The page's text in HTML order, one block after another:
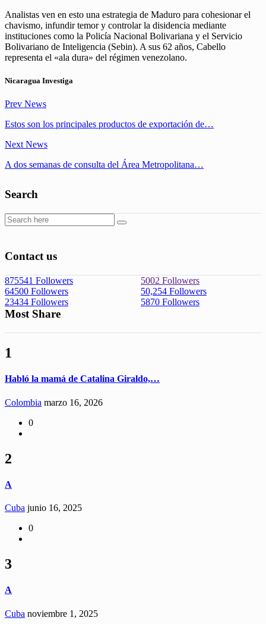
Analistas ven en esto una estrategia de Maduro para cohesionar el
chavismo, infundir temor y controlar la disidencia mediante
instituciones como la Policía Nacional Bolivariana y el Servicio
Bolivariano de Inteligencia (Sebin). A sus 62 años, Cabello
representa el «ala dura» del régimen venezolano.
Nicaragua Investiga
Prev News
Estos son los principales productos de exportación de…
Next News
A dos semanas de consulta del Área Metropolitana…
Search
Contact us
875541 Followers 5002 Followers
64500 Followers 50,254 Followers
23434 Followers 5870 Followers
Most Share
1
Habló la mamá de Catalina Giraldo,…
Colombia marzo 16, 2026
0
2
A
Cuba junio 16, 2025
0
3
A
Cuba noviembre 1, 2025